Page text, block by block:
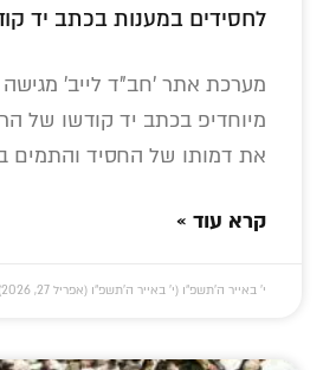
לחסידים במענות בכתב יד
מערכת אתר 'חב"ד לייב'
מיוחדיפ בכתב יד קודשו של
את דמותו של החסיד והתמים
קרא עוד »
י׳ באייר ה׳תשפ״ו (י׳ באייר ה׳תשפ״ו (אפריל 27, 2026))